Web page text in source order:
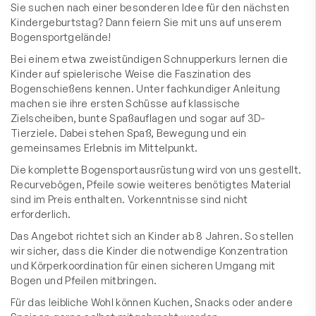
Sie suchen nach einer besonderen Idee für den nächsten
Kindergeburtstag? Dann feiern Sie mit uns auf unserem
Bogensportgelände!
Bei einem etwa zweistündigen Schnupperkurs lernen die
Kinder auf spielerische Weise die Faszination des
Bogenschießens kennen. Unter fachkundiger Anleitung
machen sie ihre ersten Schüsse auf klassische
Zielscheiben, bunte Spaßauflagen und sogar auf 3D-
Tierziele. Dabei stehen Spaß, Bewegung und ein
gemeinsames Erlebnis im Mittelpunkt.
Die komplette Bogensportausrüstung wird von uns gestellt.
Recurvebögen, Pfeile sowie weiteres benötigtes Material
sind im Preis enthalten. Vorkenntnisse sind nicht
erforderlich.
Das Angebot richtet sich an Kinder ab 8 Jahren. So stellen
wir sicher, dass die Kinder die notwendige Konzentration
und Körperkoordination für einen sicheren Umgang mit
Bogen und Pfeilen mitbringen.
Für das leibliche Wohl können Kuchen, Snacks oder andere